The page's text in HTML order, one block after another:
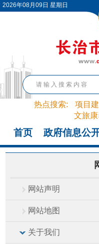
2026年08月09日 星期日
热点搜索: 项目
文旅
首页 政府信息公
网站声明
网站地图
关于我们